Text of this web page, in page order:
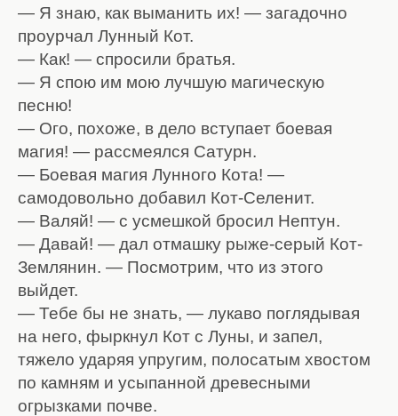
— Я знаю, как выманить их! — загадочно
проурчал Лунный Кот.
— Как! — спросили братья.
— Я спою им мою лучшую магическую
песню!
— Ого, похоже, в дело вступает боевая
магия! — рассмеялся Сатурн.
— Боевая магия Лунного Кота! —
самодовольно добавил Кот-Селенит.
— Валяй! — с усмешкой бросил Нептун.
— Давай! — дал отмашку рыже-серый Кот-
Землянин. — Посмотрим, что из этого
выйдет.
— Тебе бы не знать, — лукаво поглядывая
на него, фыркнул Кот с Луны, и запел,
тяжело ударяя упругим, полосатым хвостом
по камням и усыпанной древесными
огрызками почве.